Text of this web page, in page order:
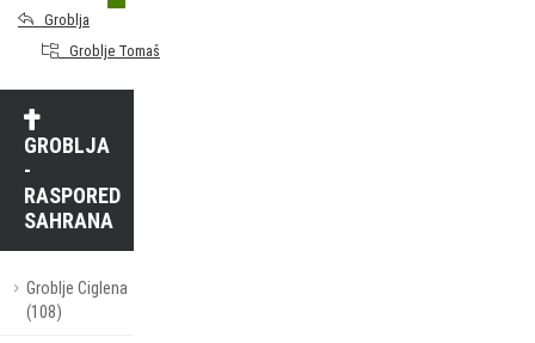
Groblja
Groblje Tomaš
GROBLJA
-
RASPORED
SAHRANA
Groblje Ciglena
(108)